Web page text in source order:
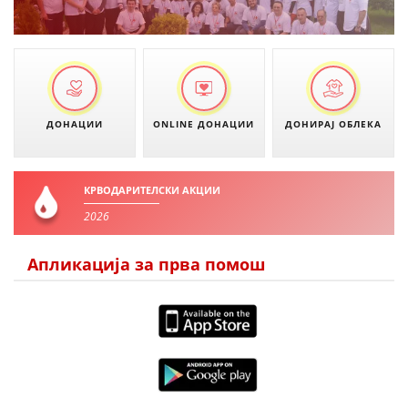
MЕЃУНАРОДНО ХУМАНИТАРНО ПРАВО
ПРОМОЦИЈА НА ХУМАНИ ВРЕДНОСТИ
УПОТРЕБА И ЗАШТИТА НА АМБЛЕМОТ
КАКО ДА ДОНИРАТЕ
ПОДГОТВЕНОСТ И ДЕЈСТВО ПРИ КАТАСТРОФИ
ОДНОСИ СО ЈАВНОСТ
ИСТРАЖУВАЊЕ НА ЈАВНО МИСЛЕЊЕ
ДОГОВОРИ
ДОНАЦИИ ONLINE ДОНАЦИИ ДОНИРАЈ ОБЛЕКА
КРВОДАРИТЕЛСКИ АКЦИИ
2026
Апликација за прва помош